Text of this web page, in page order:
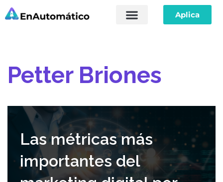
Aplica
Petter Briones
Las métricas más
importantes del